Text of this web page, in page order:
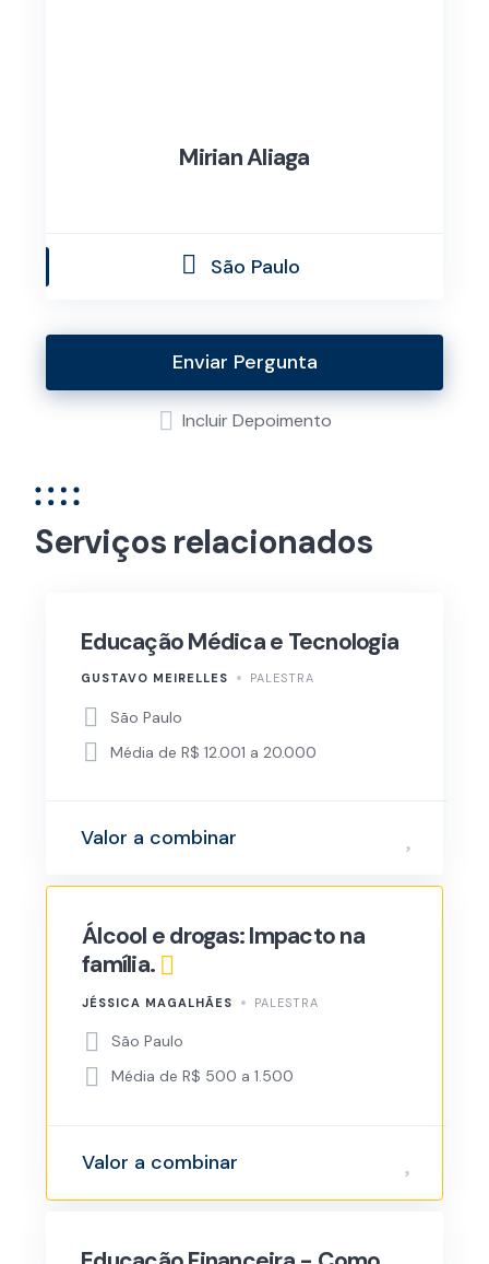
Mirian Aliaga
São Paulo
Enviar Pergunta
Incluir Depoimento
Serviços relacionados
Educação Médica e Tecnologia
GUSTAVO MEIRELLES PALESTRA
São Paulo
Média de R$ 12.001 a 20.000
Valor a combinar
Álcool e drogas: Impacto na
família.
JÉSSICA MAGALHÃES PALESTRA
São Paulo
Média de R$ 500 a 1.500
Valor a combinar